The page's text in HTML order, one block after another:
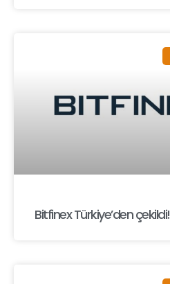
Bitfinex Türkiye’den çekildi!